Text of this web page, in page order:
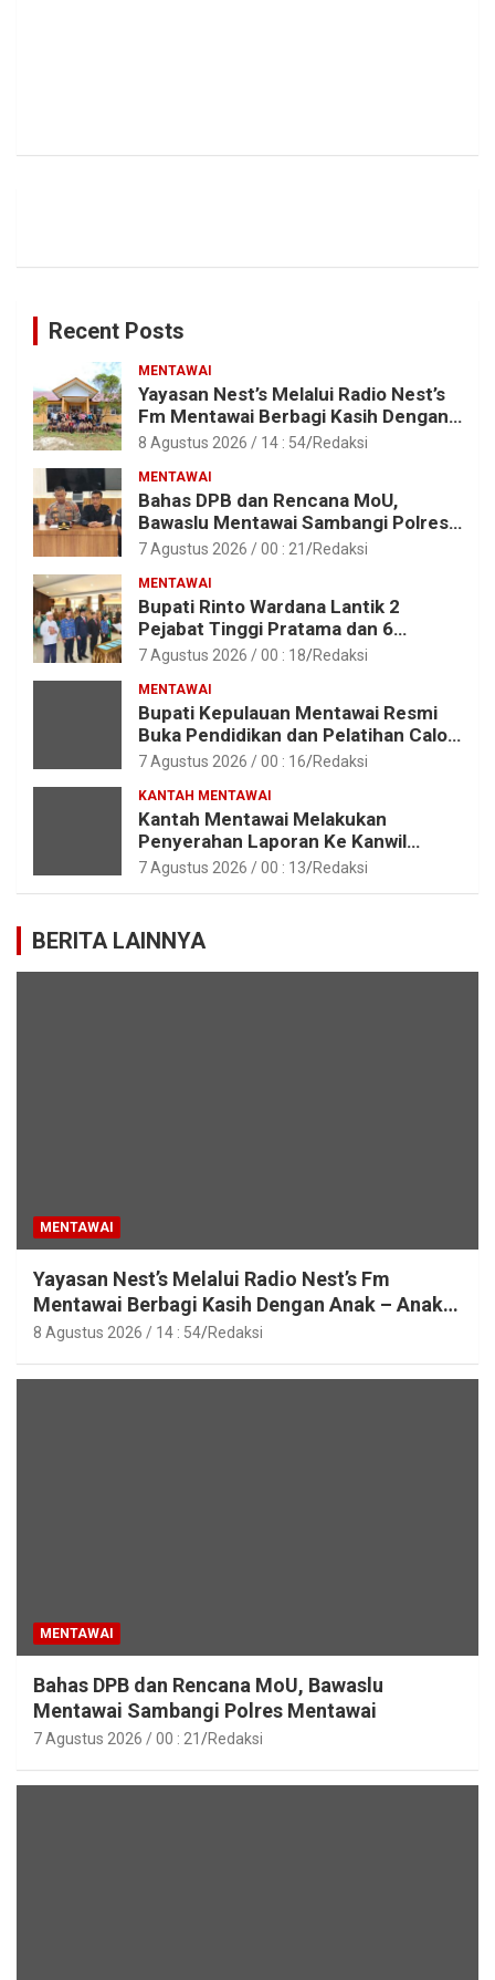
Recent Posts
MENTAWAI
Yayasan Nest’s Melalui Radio Nest’s
Fm Mentawai Berbagi Kasih Dengan
Anak – Anak Asrama SMAN 2 Sipora
8 Agustus 2026 / 14 : 54 Redaksi
MENTAWAI
Bahas DPB dan Rencana MoU,
Bawaslu Mentawai Sambangi Polres
Mentawai
7 Agustus 2026 / 00 : 21 Redaksi
MENTAWAI
Bupati Rinto Wardana Lantik 2
Pejabat Tinggi Pratama dan 6
Pejabat Fungsional di Lingkungan
7 Agustus 2026 / 00 : 18 Redaksi
MENTAWAI
Bupati Kepulauan Mentawai Resmi
Buka Pendidikan dan Pelatihan Calon
Paskibraka Tahun 2026
7 Agustus 2026 / 00 : 16 Redaksi
KANTAH MENTAWAI
Kantah Mentawai Melakukan
Penyerahan Laporan Ke Kanwil
Kemen ATR/BPN RI Sumbar
7 Agustus 2026 / 00 : 13 Redaksi
BERITA LAINNYA
MENTAWAI
Yayasan Nest’s Melalui Radio Nest’s Fm
Mentawai Berbagi Kasih Dengan Anak – Anak
Asrama SMAN 2 Sipora
8 Agustus 2026 / 14 : 54 Redaksi
MENTAWAI
Bahas DPB dan Rencana MoU, Bawaslu
Mentawai Sambangi Polres Mentawai
7 Agustus 2026 / 00 : 21 Redaksi